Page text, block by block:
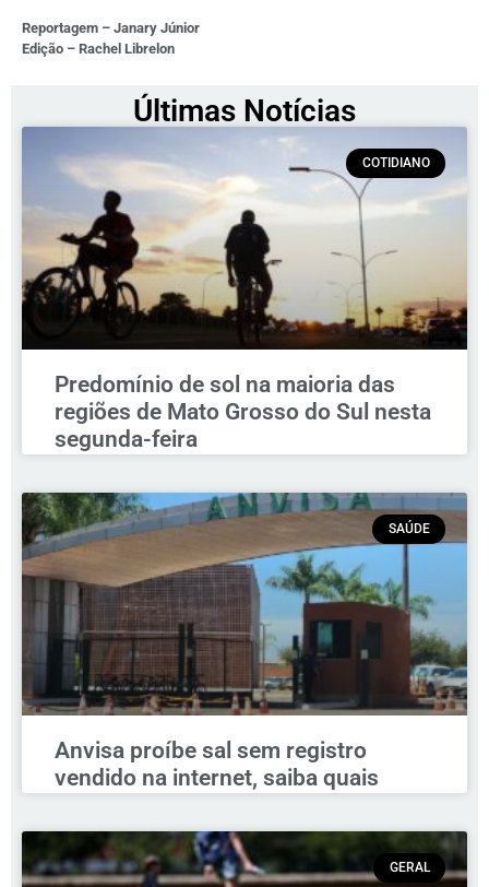
Reportagem – Janary Júnior
Edição – Rachel Librelon
Últimas Notícias
COTIDIANO
Predomínio de sol na maioria das
regiões de Mato Grosso do Sul nesta
segunda-feira
SAÚDE
Anvisa proíbe sal sem registro
vendido na internet, saiba quais
GERAL